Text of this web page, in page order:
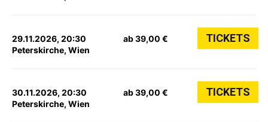
29.11.2026, 20:30
Peterskirche, Wien
ab 39,00 € TICKETS
30.11.2026, 20:30
Peterskirche, Wien
ab 39,00 € TICKETS